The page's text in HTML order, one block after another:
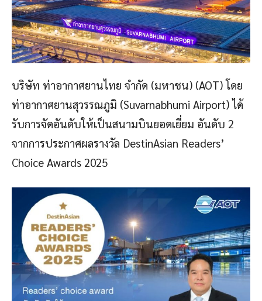
บริษัท ท่าอากาศยานไทย จำกัด (มหาชน) (AOT) โดย
ท่าอากาศยานสุวรรณภูมิ (Suvarnabhumi Airport) ได้
รับการจัดอันดับให้เป็นสนามบินยอดเยี่ยม อันดับ 2
จากการประกาศผลรางวัล DestinAsian Readers’
Choice Awards 2025